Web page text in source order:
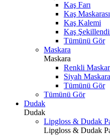
Kaş Farı
Kaş Maskarası
Kaş Kalemi
Kaş
Tümünü Gör
Maskara
Maskara
Renkli
Siyah Maskara
Tümünü Gör
Tümünü Gör
Dudak
Dudak
Lipgloss & Dudak
Lipgloss & Dudak